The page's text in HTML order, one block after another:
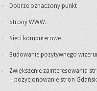
Dobrze oznaczony punkt
Strony WWW.
Sieci komputerowe
Budowanie pozytywnego
Zwiększenie zainteresowania
– pozycjonowanie stron Gdańsk